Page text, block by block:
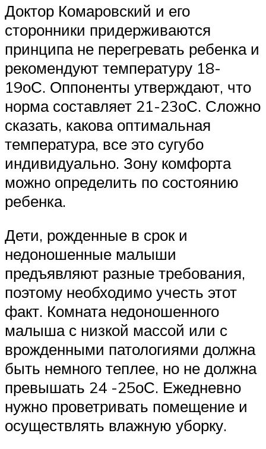
Доктор Комаровский и его
сторонники придерживаются
принципа не перегревать ребенка и
рекомендуют температуру 18-
19оС. Оппоненты утверждают, что
норма составляет 21-23оС. Сложно
сказать, какова оптимальная
температура, все это сугубо
индивидуально. Зону комфорта
можно определить по состоянию
ребенка.
Дети, рожденные в срок и
недоношенные малыши
предъявляют разные требования,
поэтому необходимо учесть этот
факт. Комната недоношенного
малыша с низкой массой или с
врожденными патологиями должна
быть немного теплее, но не должна
превышать 24 -25оС. Ежедневно
нужно проветривать помещение и
осуществлять влажную уборку.